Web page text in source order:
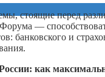
стоящие перед
—
банковского и
как